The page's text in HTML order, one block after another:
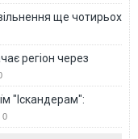
ще чотирьох
регіон через
"Іскандерам":
0